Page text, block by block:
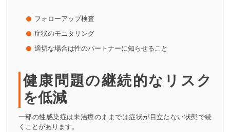
フォローアップ検査
症状のモニタリング
適切な場合は性のパートナーに知らせること
健康問題の継続的なリスク
を低減
一部の性感染症は未治療のままでは症状が目立たない状態で続
くことがあります。